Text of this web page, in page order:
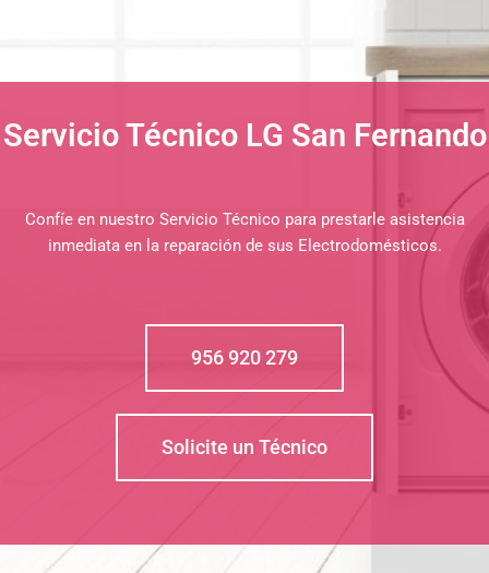
Servicio Técnico LG San Fernando
Confíe en nuestro Servicio Técnico para prestarle asistencia
inmediata en la reparación de sus Electrodomésticos.
956 920 279
Solicite un Técnico